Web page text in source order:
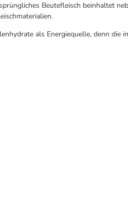
Beutefleisch beinhaltet
als Energiequelle, denn die